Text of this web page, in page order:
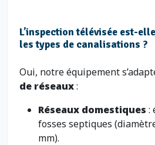
L’inspection télévisée est-
les types de canalisations ?
Oui, notre équipement
de réseaux:
Réseaux domestiques :
fosses septiques
mm).